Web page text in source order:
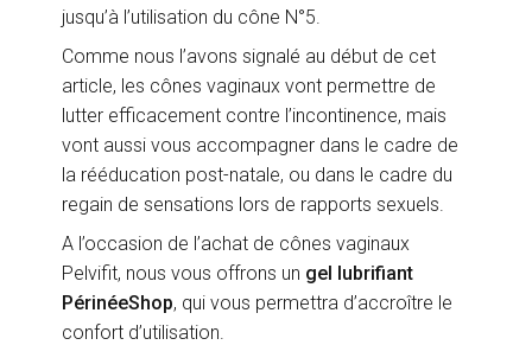
jusqu’à l’utilisation du cône N°5.
Comme nous l’avons signalé au début de cet
article, les cônes vaginaux vont permettre de
lutter efficacement contre l’incontinence, mais
vont aussi vous accompagner dans le cadre de
la rééducation post-natale, ou dans le cadre du
regain de sensations lors de rapports sexuels.
A l’occasion de l’achat de cônes vaginaux
Pelvifit, nous vous offrons un gel lubrifiant
PérinéeShop, qui vous permettra d’accroître le
confort d’utilisation.